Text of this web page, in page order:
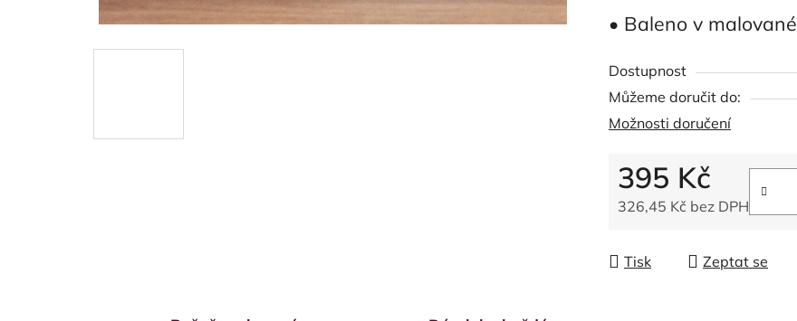
• Baleno v malované
Dostupnost
Můžeme doručit do:
Možnosti doručení
395 Kč
326,45 Kč bez DPH
Tisk Zeptat se